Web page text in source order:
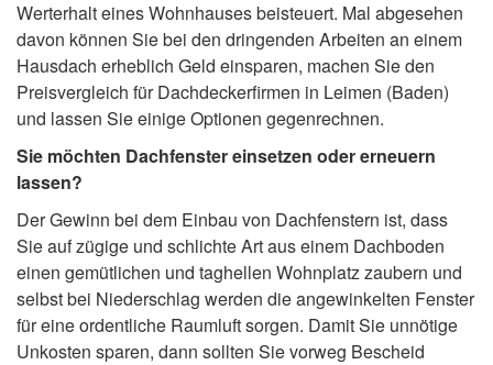
Werterhalt eines Wohnhauses beisteuert. Mal abgesehen
davon können Sie bei den dringenden Arbeiten an einem
Hausdach erheblich Geld einsparen, machen Sie den
Preisvergleich für Dachdeckerfirmen in Leimen (Baden)
und lassen Sie einige Optionen gegenrechnen.
Sie möchten Dachfenster einsetzen oder erneuern
lassen?
Der Gewinn bei dem Einbau von Dachfenstern ist, dass
Sie auf zügige und schlichte Art aus einem Dachboden
einen gemütlichen und taghellen Wohnplatz zaubern und
selbst bei Niederschlag werden die angewinkelten Fenster
für eine ordentliche Raumluft sorgen. Damit Sie unnötige
Unkosten sparen, dann sollten Sie vorweg Bescheid